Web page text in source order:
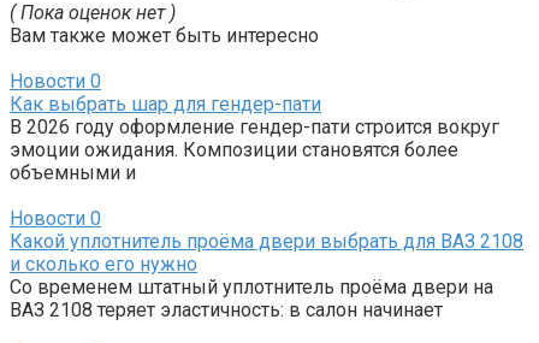
( Пока оценок нет )
Вам также может быть интересно
Новости 0
Как выбрать шар для гендер-пати
В 2026 году оформление гендер-пати строится вокруг
эмоции ожидания. Композиции становятся более
объемными и
Новости 0
Какой уплотнитель проёма двери выбрать для ВАЗ 2108
и сколько его нужно
Со временем штатный уплотнитель проёма двери на
ВАЗ 2108 теряет эластичность: в салон начинает